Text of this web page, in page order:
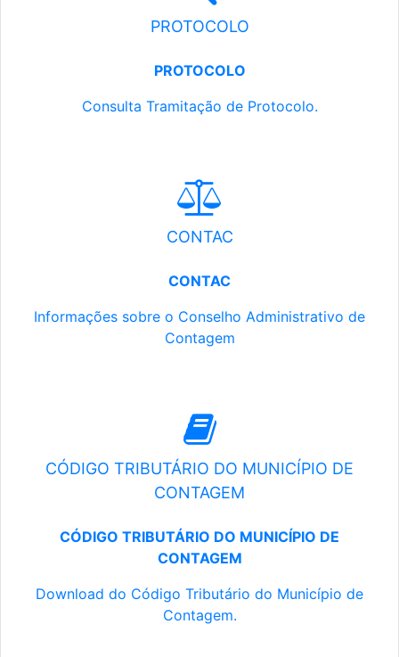
PROTOCOLO
PROTOCOLO
Consulta Tramitação de Protocolo.
CONTAC
CONTAC
Informações sobre o Conselho Administrativo de
Contagem
CÓDIGO TRIBUTÁRIO DO MUNICÍPIO DE
CONTAGEM
CÓDIGO TRIBUTÁRIO DO MUNICÍPIO DE
CONTAGEM
Download do Código Tributário do Município de
Contagem.